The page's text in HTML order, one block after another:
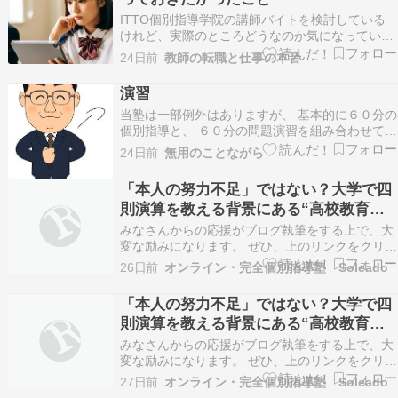
ITTO個別指導学院の講師バイトを検討している
けれど、実際のところどうなのか気になっていま
せんか？求人サイトの情報だけでは分からない部
分が多くて、応募するかどうか迷い続けていると
いう状況、珍しくないんですよ。 口コミサイトに
は全5,000件を超える声が集まっていますが、良
い声も…
24日前 教師の転職と仕事の本音
演習
当塾は一部例外はありますが、 基本的に６０分の
個別指導と、 ６０分の問題演習を組み合わせて、
指導を行っています。 ところが、 「問題演習っ
て、家で自分でやっても同じですよね？」 とか、
「個別指導だけのコースはないのですか？」 なん
て言われてしまうことがあります。 なかなか分…
24日前 無用のことながら
「本人の努力不足」ではない？大学で四
則演算を教える背景にある“高校教育格
差”の罠②
みなさんからの応援がブログ執筆をする上で、大
変な励みになります。 ぜひ、上のリンクをクリッ
クをお願いします。 みなさん、こんにちは！オン
ライン・完全個別指導塾Soleado（ソレアド）で
す。 前回の記事では、ニュースで話題となった
「大学生に四則演算を教える現状」をテーマに、
日本…
26日前 オンライン・完全個別指導塾 Soleado
「本人の努力不足」ではない？大学で四
則演算を教える背景にある“高校教育格
差”の罠①
みなさんからの応援がブログ執筆をする上で、大
変な励みになります。 ぜひ、上のリンクをクリッ
クをお願いします。 みなさん、こんにちは！オン
ライン・完全個別指導塾Soleado（ソレアド）で
27日前 オンライン・完全個別指導塾 Soleado